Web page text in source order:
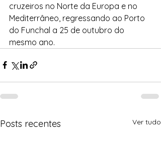
cruzeiros no Norte da Europa e no
Mediterrâneo, regressando ao Porto
do Funchal a 25 de outubro do
mesmo ano.
Posts recentes Ver tudo